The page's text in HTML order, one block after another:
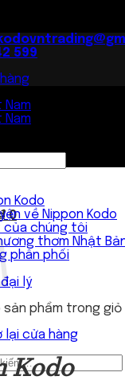
599
0
sản phẩm trong giỏ
lại cửa hàng
Kodo
về Nippon Kodo
của chúng tôi
thơm Nhật
phân phối
lý
Kodo